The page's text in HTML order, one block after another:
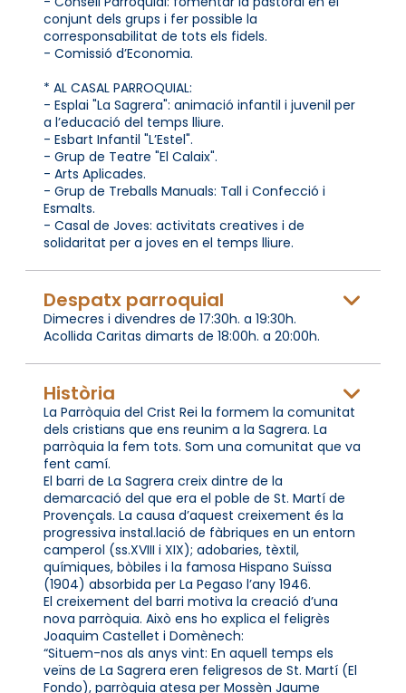
conjunt dels grups i fer possible la
corresponsabilitat de tots els fidels.
- Comissió d’Economia.
* AL CASAL PARROQUIAL:
- Esplai "La Sagrera": animació infantil i juvenil per
a l’educació del temps lliure.
- Esbart Infantil "L’Estel".
- Grup de Teatre "El Calaix".
- Arts Aplicades.
- Grup de Treballs Manuals: Tall i Confecció i
Esmalts.
- Casal de Joves: activitats creatives i de
solidaritat per a joves en el temps lliure.
Despatx parroquial
Dimecres i divendres de 17:30h. a 19:30h.
Acollida Caritas dimarts de 18:00h. a 20:00h.
Història
La Parròquia del Crist Rei la formem la comunitat
dels cristians que ens reunim a la Sagrera. La
parròquia la fem tots. Som una comunitat que va
fent camí.
El barri de La Sagrera creix dintre de la
demarcació del que era el poble de St. Martí de
Provençals. La causa d’aquest creixement és la
progressiva instal.lació de fàbriques en un entorn
camperol (ss.XVIII i XIX); adobaries, tèxtil,
químiques, bòbiles i la famosa Hispano Suïssa
(1904) absorbida per La Pegaso l’any 1946.
El creixement del barri motiva la creació d’una
nova parròquia. Això ens ho explica el feligrès
Joaquim Castellet i Domènech:
“Situem-nos als anys vint: En aquell temps els
veïns de La Sagrera eren feligresos de St. Martí (El
Fondo), parròquia atesa per Mossèn Jaume